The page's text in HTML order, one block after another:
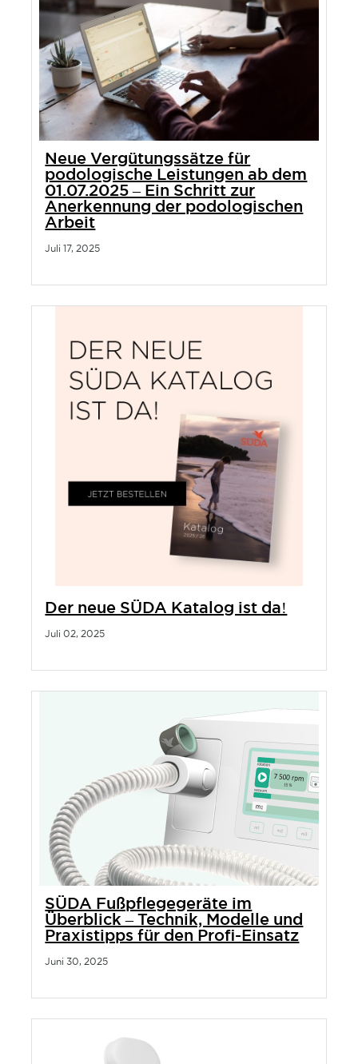
Neue Vergütungssätze für
podologische Leistungen ab dem
01.07.2025 – Ein Schritt zur
Anerkennung der podologischen
Arbeit
Juli 17, 2025
Der neue SÜDA Katalog ist da!
Juli 02, 2025
SÜDA Fußpflegegeräte im
Überblick – Technik, Modelle und
Praxistipps für den Profi-Einsatz
Juni 30, 2025